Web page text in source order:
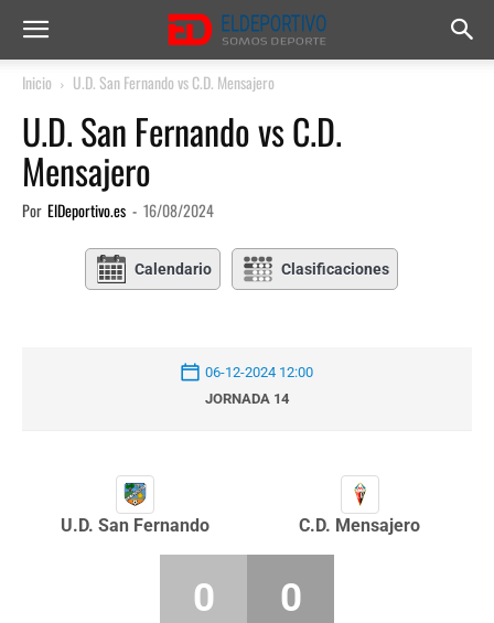
Inicio U.D. San Fernando vs C.D. Mensajero
U.D. San Fernando vs C.D.
Mensajero
Por ElDeportivo.es - 16/08/2024
Calendario Clasificaciones
06-12-2024 12:00
JORNADA 14
U.D. San Fernando C.D. Mensajero
0 0